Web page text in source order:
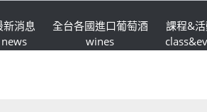
新消息
news
全台各國進口葡萄酒
wines
課程&